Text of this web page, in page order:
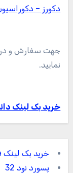
دکورز –
جهت سفارش و
نمایید.
خرید بک لینک
خرید بک لینک
پسورد نود 32